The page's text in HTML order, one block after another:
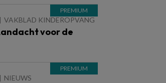
VAKBLAD KINDEROPVANG
voor de
NIEUWS